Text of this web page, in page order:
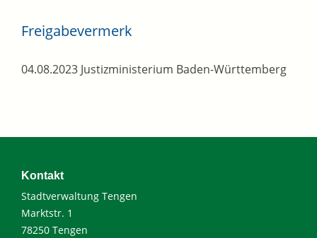
Freigabevermerk
04.08.2023 Justizministerium Baden-Württemberg
Kontakt
Stadtverwaltung Tengen
Marktstr. 1
78250 Tengen